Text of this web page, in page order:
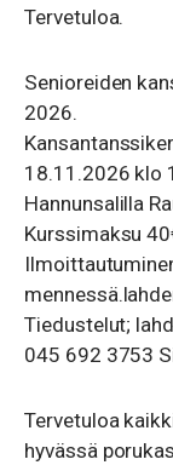
Tervetuloa.
Senioreiden
2026.
18.11.2026 klo
Hannunsalilla
Kurssimaksu
Tiedustelut;
045 692 3753
Tervetuloa
hyvässä